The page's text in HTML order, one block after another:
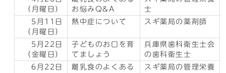
（月曜日）
お悩みQ&A
士
5月11日
（月曜日）
熱中症について スギ薬局の薬剤師
5月22日
（金曜日）
子どものお口を育
てましょう
兵庫県歯科衛生士会
の歯科衛生士
6月22日
離乳食のよくある
スギ薬局の管理栄養